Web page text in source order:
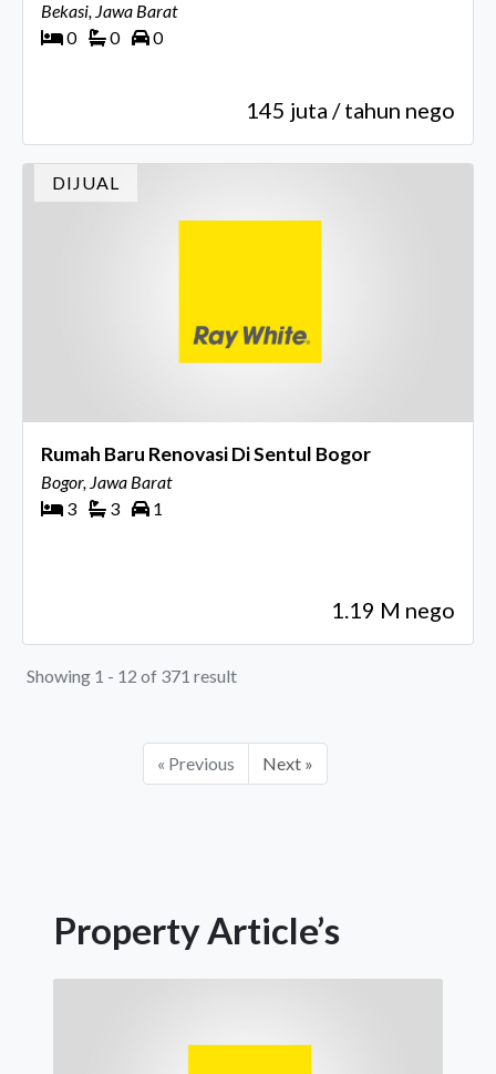
Bekasi, Jawa Barat
0
0 0
145 juta / tahun nego
DIJUAL
Rumah Baru Renovasi Di Sentul Bogor
Bogor, Jawa Barat
3
3 1
1.19 M nego
Showing 1 - 12 of 371 result
« Previous Next »
Property Article’s